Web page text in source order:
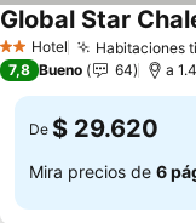
2 Estrellas
Hotel Habitaciones
Global Star
7,8 Bueno 64 a
De $ 29.620
Mira precios de 6